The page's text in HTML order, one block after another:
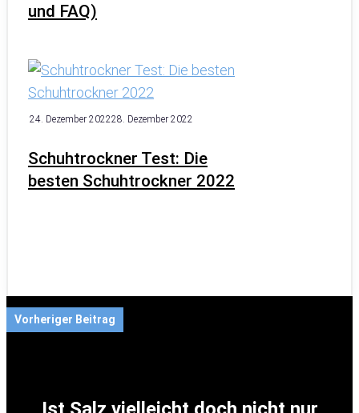
und FAQ)
Schuhtrockner Test: Die
besten Schuhtrockner 2022
24. Dezember 202228. Dezember 2022
Vorheriger Beitrag